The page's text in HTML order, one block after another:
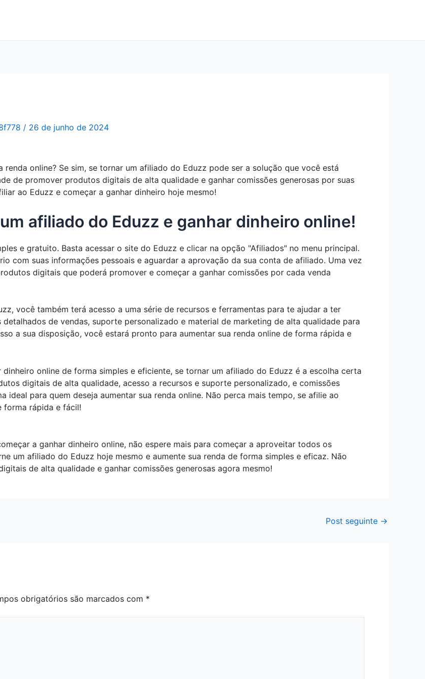
/ 26 de junho de 2024
renda online? Se sim, se tornar um afiliado do Eduzz pode ser a solução que você está
de promover produtos digitais de alta qualidade e ganhar comissões generosas por suas
ao Eduzz e começar a ganhar dinheiro hoje mesmo!
afiliado do Eduzz e ganhar dinheiro online!
e gratuito. Basta acessar o site do Eduzz e clicar na opção "Afiliados" no menu principal.
com suas informações pessoais e aguardar a aprovação da sua conta de afiliado. Uma vez
digitais que poderá promover e começar a ganhar comissões por cada venda
você também terá acesso a uma série de recursos e ferramentas para te ajudar a ter
de vendas, suporte personalizado e material de marketing de alta qualidade para
a sua disposição, você estará pronto para aumentar sua renda online de forma rápida e
online de forma simples e eficiente, se tornar um afiliado do Eduzz é a escolha certa
digitais de alta qualidade, acesso a recursos e suporte personalizado, e comissões
ideal para quem deseja aumentar sua renda online. Não perca mais tempo, se afilie ao
forma rápida e fácil!
a ganhar dinheiro online, não espere mais para começar a aproveitar todos os
um afiliado do Eduzz hoje mesmo e aumente sua renda de forma simples e eficaz. Não
de alta qualidade e ganhar comissões generosas agora mesmo!
Post seguinte →
obrigatórios são marcados com *